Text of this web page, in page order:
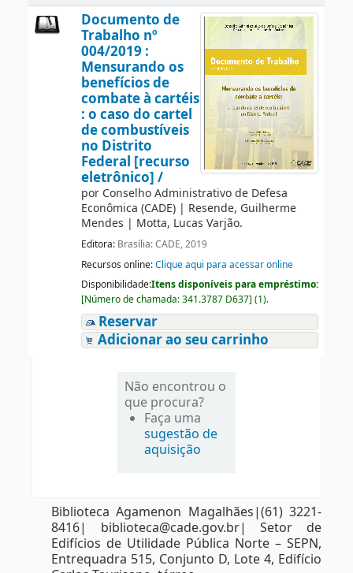
Documento de
Trabalho nº
004/2019 :
Mensurando os
benefícios de
combate à cartéis
: o caso do cartel
de combustíveis
no Distrito
Federal [recurso
eletrônico] /
por Conselho Administrativo de Defesa
Econômica (CADE)| Resende, Guilherme
Mendes | Motta, Lucas Varjão.
Editora: Brasília: CADE, 2019
Recursos online:Clique aqui para acessar online
Disponibilidade:Itens disponíveis para empréstimo:
[Número de chamada:341.3787 D637] (1).
Reservar
Adicionar ao seu carrinho
Não encontrou o
que procura?
Faça uma
sugestão de
aquisição
Biblioteca Agamenon Magalhães|(61) 3221-
8416| biblioteca@cade.gov.br| Setor de
Edifícios de Utilidade Pública Norte – SEPN,
Entrequadra 515, Conjunto D, Lote 4, Edifício